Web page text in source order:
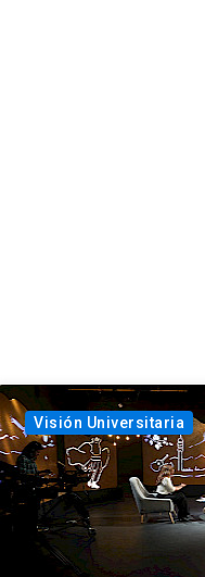
Visión Universitaria